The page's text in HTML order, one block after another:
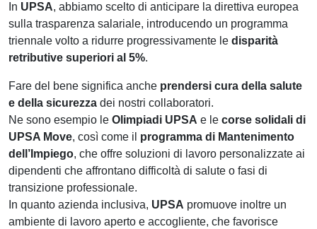
In UPSA, abbiamo scelto di anticipare la direttiva europea
sulla trasparenza salariale, introducendo un programma
triennale volto a ridurre progressivamente le disparità
retributive superiori al 5%.
Fare del bene significa anche prendersi cura della salute
e della sicurezza dei nostri collaboratori.
Ne sono esempio le Olimpiadi UPSA e le corse solidali di
UPSA Move, così come il programma di Mantenimento
dell’Impiego, che offre soluzioni di lavoro personalizzate ai
dipendenti che affrontano difficoltà di salute o fasi di
transizione professionale.
In quanto azienda inclusiva, UPSA promuove inoltre un
ambiente di lavoro aperto e accogliente, che favorisce